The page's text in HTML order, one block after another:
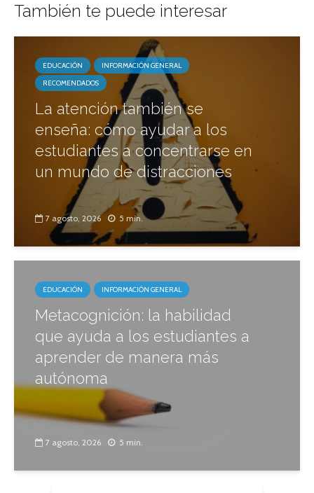
También te puede interesar
EDUCACIÓN
INFORMACIÓN GENERAL
RECOMENDADOS
La atención también se
enseña: cómo ayudar a los
estudiantes a concentrarse en
un mundo de distracciones
7 agosto, 2026 5 min.
EDUCACIÓN INFORMACIÓN GENERAL
Metacognición: la habilidad
que ayuda a los estudiantes a
aprender de manera más
autónoma
7 agosto, 2026 5 min.